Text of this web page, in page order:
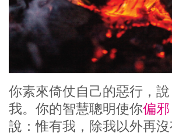
你素來倚仗自己的惡行，
我。你的智慧聰明使你偏邪
說：惟有我，除我以外再